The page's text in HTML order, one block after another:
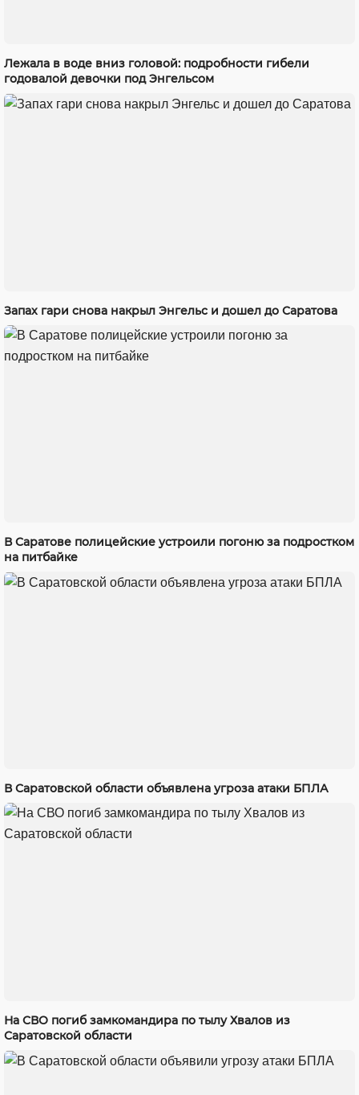
Лежала в воде вниз головой: подробности гибели
годовалой девочки под Энгельсом
Запах гари снова накрыл Энгельс и дошел до Саратова
В Саратове полицейские устроили погоню за подростком
на питбайке
В Саратовской области объявлена угроза атаки БПЛА
На СВО погиб замкомандира по тылу Хвалов из
Саратовской области